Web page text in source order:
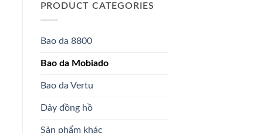
through
PRODUCT CATEGORIES
Bao da 8800
Bao da Mobiado
Bao da Vertu
Dây đồng hồ
Sản phẩm khác